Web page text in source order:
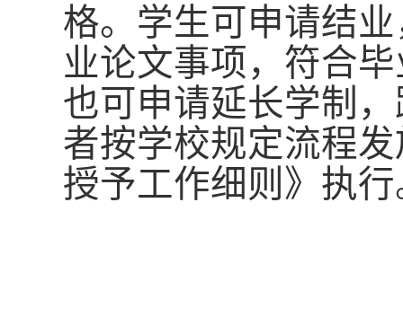
格。学生可申请结
业论文事项，符合
也可申请延长学制
者按学校规定流程
授予工作细则》执